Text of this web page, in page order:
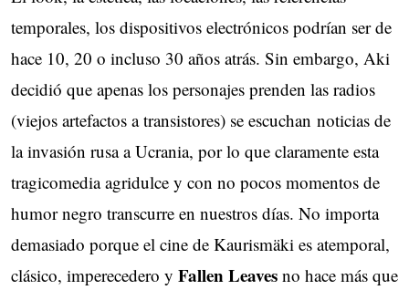
temporales, los dispositivos electrónicos podrían ser de
hace 10, 20 o incluso 30 años atrás. Sin embargo, Aki
decidió que apenas los personajes prenden las radios
(viejos artefactos a transistores) se escuchan noticias de
la invasión rusa a Ucrania, por lo que claramente esta
tragicomedia agridulce y con no pocos momentos de
humor negro transcurre en nuestros días. No importa
demasiado porque el cine de Kaurismäki es atemporal,
clásico, imperecedero y Fallen Leaves no hace más que